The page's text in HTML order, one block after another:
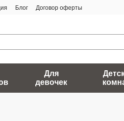
Блог Договор оферты
Для
девочек